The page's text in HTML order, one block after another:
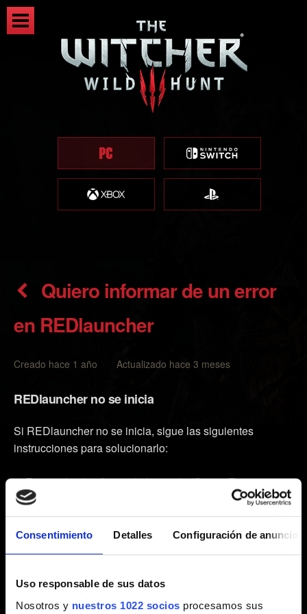
Consentimiento Detalles Configuración de anuncios
Uso responsable de sus datos
Nosotros y nuestros 1022 socios procesamos sus
Quiero informar de un error
en REDlauncher
Creado hace 1 año Actualizado hace 3 meses
REDlauncher no se inicia
Si REDlauncher no se inicia, sigue las siguientes
instrucciones para solucionarlo:
Ejecuta la plataforma de la tienda (Steam/Epic
Games/GOG Galaxy) como administrador y luego intenta
iniciar el juego.
Elimina la carpeta de REDlauncher, ubicada en
%localappdata%\Programs\CD Projekt Red\
Comprueba que no estás usando ningún parámetro de